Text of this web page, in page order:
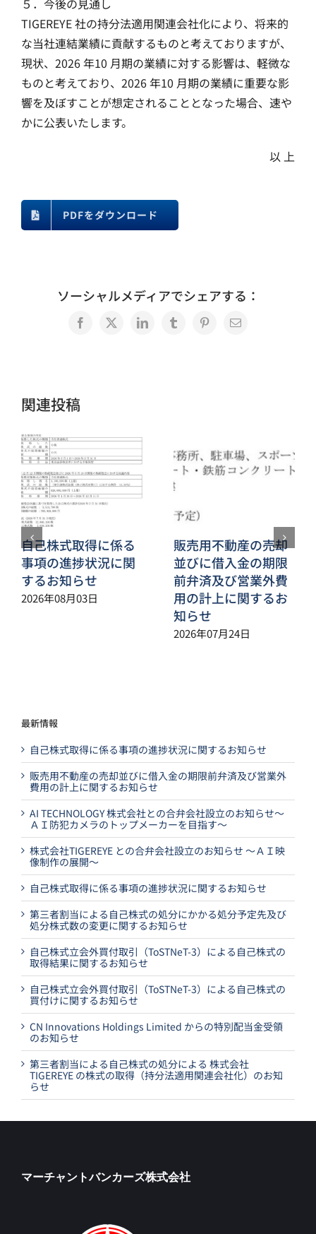
５．今後の見通し
TIGEREYE 社の持分法適用関連会社化により、将来的
な当社連結業績に貢献するものと考えておりますが、
現状、2026 年10 月期の業績に対する影響は、軽微な
ものと考えており、2026 年10 月期の業績に重要な影
響を及ぼすことが想定されることとなった場合、速や
かに公表いたします。
以 上
PDFをダウンロード
ソーシャルメディアでシェアする：
Facebook
X LinkedInTumblrPinterest
電
関連投稿
自己株式取得に係る
事項の進捗状況に関
するお知らせ
2026年08月03日
販売用不動産の売却
並びに借入金の期限
前弁済及び営業外費
用の計上に関するお
知らせ
2026年07月24日
最新情報
自己株式取得に係る事項の進捗状況に関するお知らせ
販売用不動産の売却並びに借入金の期限前弁済及び営業外
費用の計上に関するお知らせ
AI TECHNOLOGY 株式会社との合弁会社設立のお知らせ～
ＡＩ防犯カメラのトップメーカーを目指す～
株式会社TIGEREYE との合弁会社設立のお知らせ ～ＡＩ映
像制作の展開～
自己株式取得に係る事項の進捗状況に関するお知らせ
第三者割当による自己株式の処分にかかる処分予定先及び
処分株式数の変更に関するお知らせ
自己株式立会外買付取引（ToSTNeT-3）による自己株式の
取得結果に関するお知らせ
自己株式立会外買付取引（ToSTNeT-3）による自己株式の
買付けに関するお知らせ
CN Innovations Holdings Limited からの特別配当金受領
のお知らせ
第三者割当による自己株式の処分による 株式会社
TIGEREYE の株式の取得（持分法適用関連会社化）のお知
らせ
マーチャントバンカーズ株式会社